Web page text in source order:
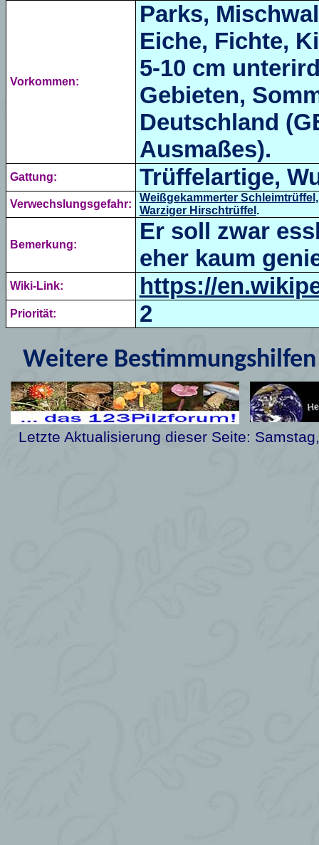
Vorkommen:
Parks,
Eiche, Fichte,
5-10 cm
Gebieten,
Deutschland
Ausmaßes).
Gattung: Trüffelartige,
Verwechslungsgefahr:
Weißgekammerter Schleimtrüffel
Warziger H irschtrüffel .
Bemerkung:
Er soll zwar
eher kaum
Wiki-Link: https://
Priorität: 2
Weitere
Letzte Aktualisierung dieser Seite: